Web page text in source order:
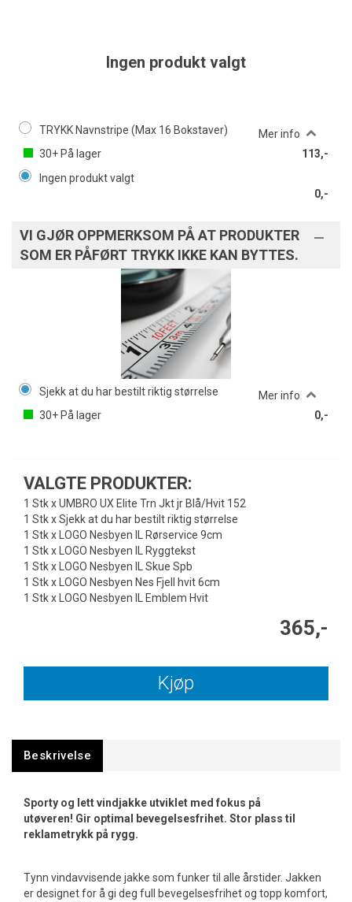
Ingen produkt valgt
TRYKK Navnstripe (Max 16 Bokstaver)
Mer info
30+ På lager
113,-
Ingen produkt valgt
0,-
VI GJØR OPPMERKSOM PÅ AT PRODUKTER
SOM ER PÅFØRT TRYKK IKKE KAN BYTTES.
Sjekk at du har bestilt riktig størrelse
Mer info
30+ På lager 0,-
VALGTE PRODUKTER:
1 Stk x UMBRO UX Elite Trn Jkt jr Blå/Hvit 152
1 Stk x Sjekk at du har bestilt riktig størrelse
1 Stk x LOGO Nesbyen IL Rørservice 9cm
1 Stk x LOGO Nesbyen IL Ryggtekst
1 Stk x LOGO Nesbyen IL Skue Spb
1 Stk x LOGO Nesbyen Nes Fjell hvit 6cm
1 Stk x LOGO Nesbyen IL Emblem Hvit
365,-
Kjøp
Beskrivelse
Sporty og lett vindjakke utviklet med fokus på
utøveren! Gir optimal bevegelsesfrihet. Stor plass til
reklametrykk på rygg.
Tynn vindavvisende jakke som funker til alle årstider. Jakken
er designet for å gi deg full bevegelsesfrihet og topp komfort,